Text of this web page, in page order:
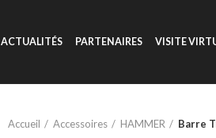
ACTUALITÉS PARTENAIRES VISITE
Accueil Accessoires HAMMER Barre